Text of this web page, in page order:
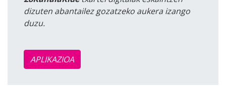
dizuten abantailez gozatzeko aukera izango
duzu.
APLIKAZIOA